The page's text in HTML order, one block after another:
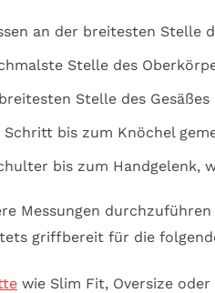
an der breitesten Stelle
Stelle des
Stelle des
Schritt bis zum Knöchel
bis zum Handgelenk,
Messungen
griffbereit für die
wie Slim Fit, Oversize